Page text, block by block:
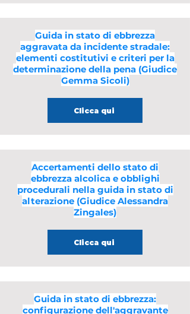
Guida in stato di ebbrezza
aggravata da incidente stradale:
elementi costitutivi e criteri per la
determinazione della pena (Giudice
Gemma Sicoli)
Clicca qui
Accertamenti dello stato di
ebbrezza alcolica e obblighi
procedurali nella guida in stato di
alterazione (Giudice Alessandra
Zingales)
Clicca qui
Guida in stato di ebbrezza:
configurazione dell'aggravante